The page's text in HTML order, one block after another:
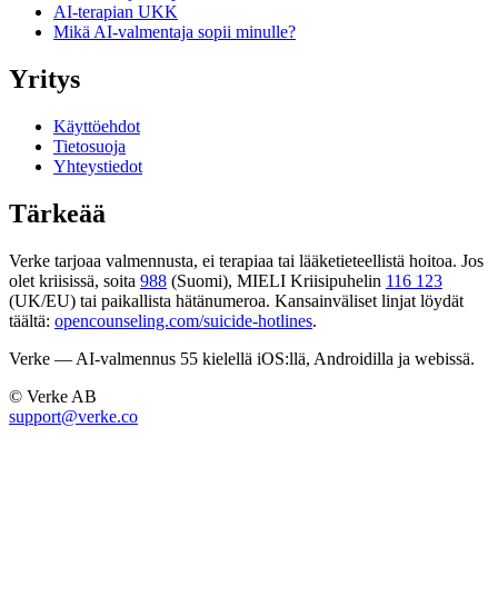
AI-terapian UKK
Mikä AI-valmentaja sopii minulle?
Yritys
Käyttöehdot
Tietosuoja
Yhteystiedot
Tärkeää
Verke tarjoaa valmennusta, ei terapiaa tai lääketieteellistä hoitoa. Jos
olet kriisissä, soita 988 (Suomi), MIELI Kriisipuhelin 116 123
(UK/EU) tai paikallista hätänumeroa. Kansainväliset linjat löydät
täältä: opencounseling.com/suicide-hotlines.
Verke — AI-valmennus 55 kielellä iOS:llä, Androidilla ja webissä.
© Verke AB
support@verke.co